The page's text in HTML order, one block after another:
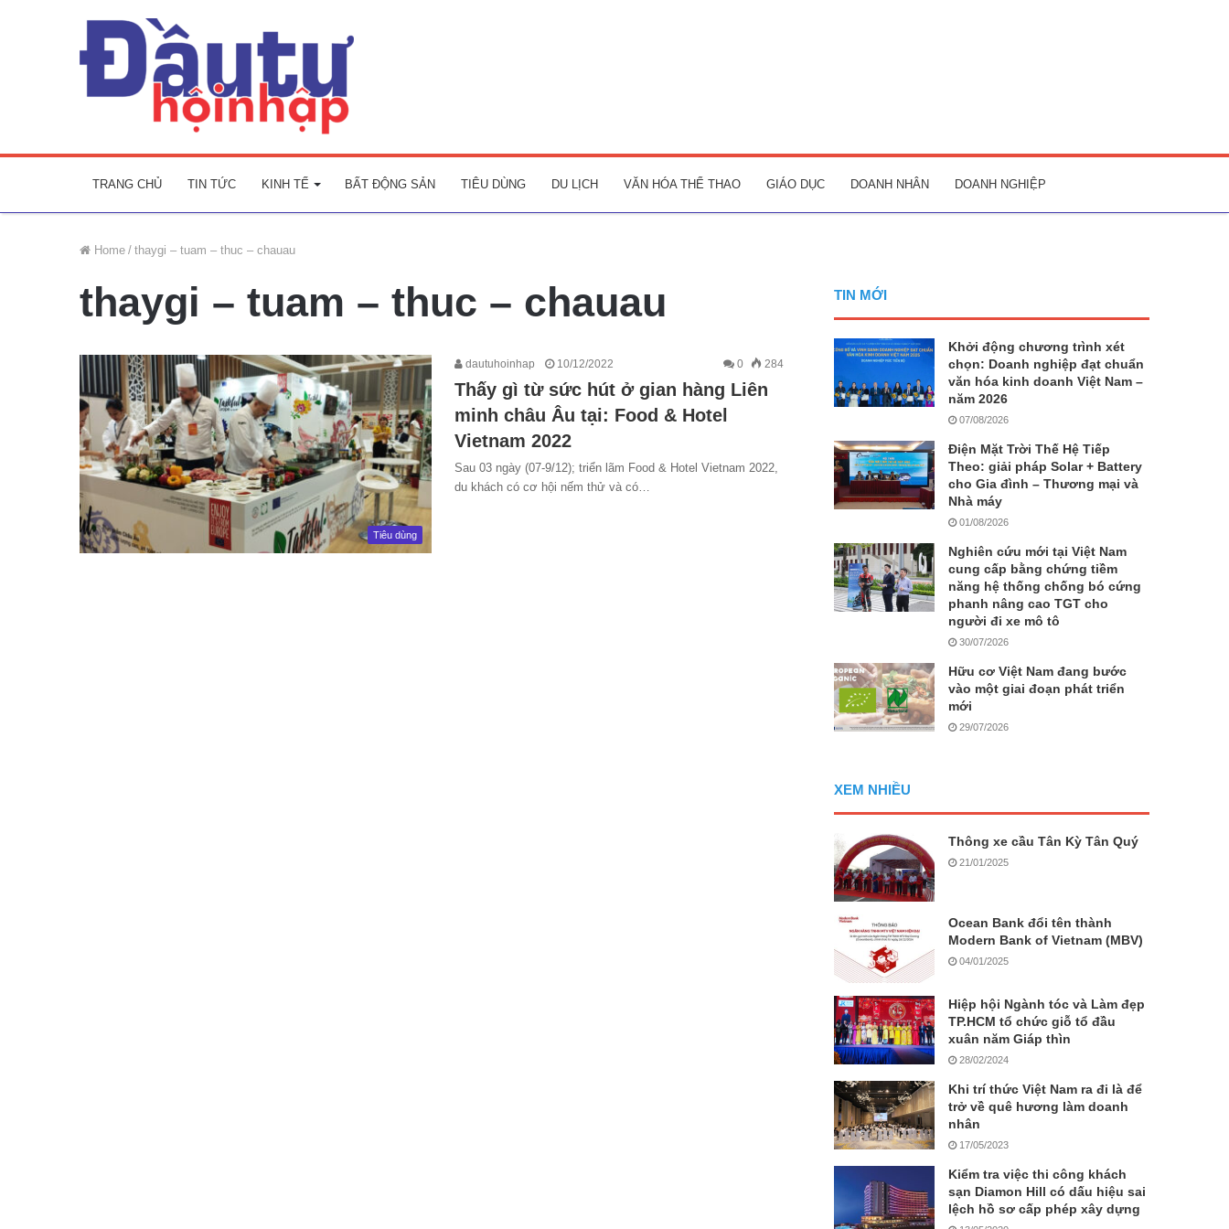
TRANG CHỦ TIN TỨC KINH TẾ BẤT ĐỘNG SẢN TIÊU DÙNG DU LỊCH VĂN HÓA THỂ THAO GIÁO DỤC DOANH NHÂN DOANH NGHIỆP
Home / thaygi – tuam – thuc – chauau
thaygi – tuam – thuc – chauau
Tiêu dùng
dautuhoinhap 10/12/2022 0 284
Thấy gì từ sức hút ở gian hàng Liên
minh châu Âu tại: Food & Hotel
Vietnam 2022
Sau 03 ngày (07-9/12); triển lãm Food & Hotel Vietnam 2022,
du khách có cơ hội nếm thử và có…
TIN MỚI
Khởi động chương trình xét
chọn: Doanh nghiệp đạt chuẩn
văn hóa kinh doanh Việt Nam –
năm 2026
07/08/2026
Điện Mặt Trời Thế Hệ Tiếp
Theo: giải pháp Solar + Battery
cho Gia đình – Thương mại và
Nhà máy
01/08/2026
Nghiên cứu mới tại Việt Nam
cung cấp bằng chứng tiềm
năng hệ thống chống bó cứng
phanh nâng cao TGT cho
người đi xe mô tô
30/07/2026
Hữu cơ Việt Nam đang bước
vào một giai đoạn phát triển
mới
29/07/2026
XEM NHIỀU
Thông xe cầu Tân Kỳ Tân Quý
21/01/2025
Ocean Bank đổi tên thành
Modern Bank of Vietnam (MBV)
04/01/2025
Hiệp hội Ngành tóc và Làm đẹp
TP.HCM tổ chức giỗ tổ đầu
xuân năm Giáp thìn
28/02/2024
Khi trí thức Việt Nam ra đi là để
trở về quê hương làm doanh
nhân
17/05/2023
Kiểm tra việc thi công khách
sạn Diamon Hill có dấu hiệu sai
lệch hồ sơ cấp phép xây dựng